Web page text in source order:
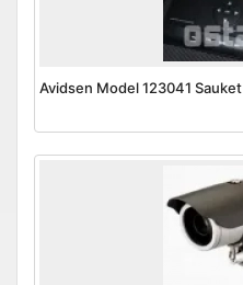
Avidsen Model 123041 Sauket